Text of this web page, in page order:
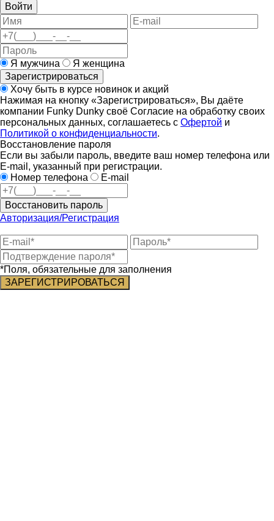
Войти
Я мужчина
Я женщина
Зарегистрироваться
Хочу быть в курсе новинок и акций
Нажимая на кнопку «Зарегистрироваться», Вы даёте
компании Funky Dunky своё Согласие на обработку своих
персональных данных, соглашаетесь с Офертой и
Политикой о конфиденциальности.
Восстановление пароля
Если вы забыли пароль, введите ваш номер телефона или
E-mail, указанный при регистрации.
Номер телефона
E-mail
Восстановить пароль
Авторизация/Регистрация
*Поля, обязательные для заполнения